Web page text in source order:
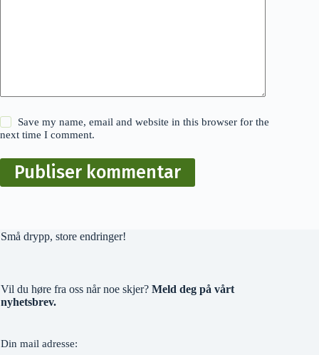
Save my name, email and website in this browser for the
next time I comment.
Publiser kommentar
Små drypp, store endringer!
Vil du høre fra oss når noe skjer? Meld deg på vårt
nyhetsbrev.
Din mail adresse: